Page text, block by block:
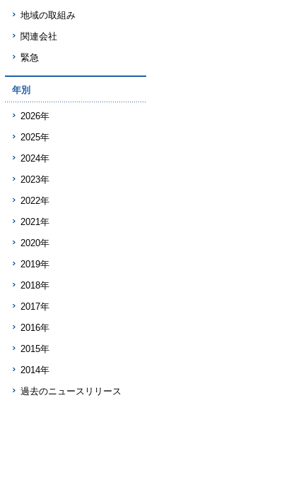
地域の取組み
関連会社
緊急
年別
2026年
2025年
2024年
2023年
2022年
2021年
2020年
2019年
2018年
2017年
2016年
2015年
2014年
過去のニュースリリース